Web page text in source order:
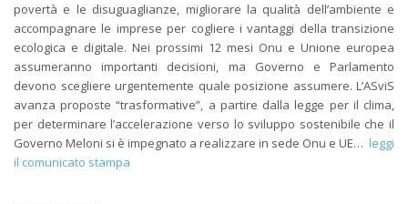
povertà e le disuguaglianze, migliorare la qualità dell’ambiente e
accompagnare le imprese per cogliere i vantaggi della transizione
ecologica e digitale. Nei prossimi 12 mesi Onu e Unione europea
assumeranno importanti decisioni, ma Governo e Parlamento
devono scegliere urgentemente quale posizione assumere. L’ASviS
avanza proposte “trasformative”, a partire dalla legge per il clima,
per determinare l’accelerazione verso lo sviluppo sostenibile che il
Governo Meloni si è impegnato a realizzare in sede Onu e UE… leggi
il comunicato stampa